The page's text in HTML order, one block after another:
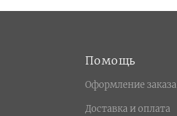
Помощь
Оформление заказа
Доставка и оплата